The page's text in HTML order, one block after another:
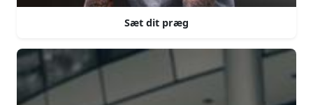
Sæt dit præg